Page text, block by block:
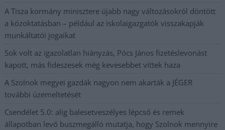
A Tisza kormány minisztere újabb nagy változásokról döntött
a közoktatásban – például az iskolaigazgatók visszakapják
munkáltatói jogaikat
Sok volt az igazolatlan hiányzás, Pócs János fizetéslevonást
kapott, más fideszesek még kevesebbet vittek haza
A Szolnok megyei gazdák nagyon nem akarták a JÉGER
további üzemeltetését
Csendélet 5.0: alig balesetveszélyes lépcső és remek
állapotban levő buszmegálló mutatja, hogy Szolnok mennyire